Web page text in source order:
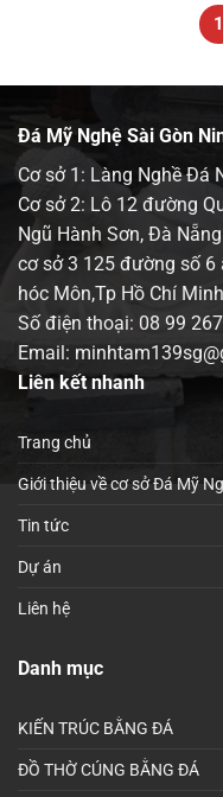
1
Đá Mỹ Nghệ Sài Gòn
Cơ sở 1: Làng Nghề Đá
Cơ sở 2: Lô 12 đường
Ngũ Hành Sơn, Đà Nẵng
cơ sở 3 125 đường số 6
hóc Môn,Tp Hồ Chí Minh
Số điện thoại: 08 99
Email:
Liên kết nhanh
Trang chủ
Giới thiệu về cơ sở Đá Mỹ
Tin tức
Dự án
Liên hệ
Danh mục
KIẾN TRÚC BẰNG ĐÁ
ĐỒ THỜ CÚNG BẰNG ĐÁ